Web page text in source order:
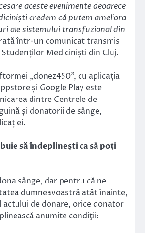
aceste evenimente deoarece
credem că putem ameliora
ale sistemului transfuzional din
într-un comunicat transmis
Mediciniști din Cluj.
„donez450”, cu aplicația
și Google Play este
dintre Centrele de
și donatorii de sânge,
să îndeplineşti ca să poţi
sânge, dar pentru că ne
dumneavoastră atât înainte,
actului de donare, orice donator
anumite condiţii: